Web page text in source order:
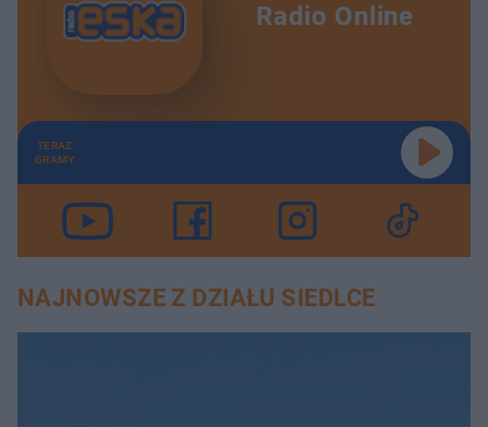
Radio Online
TERAZ
GRAMY
NAJNOWSZE Z DZIAŁU SIEDLCE